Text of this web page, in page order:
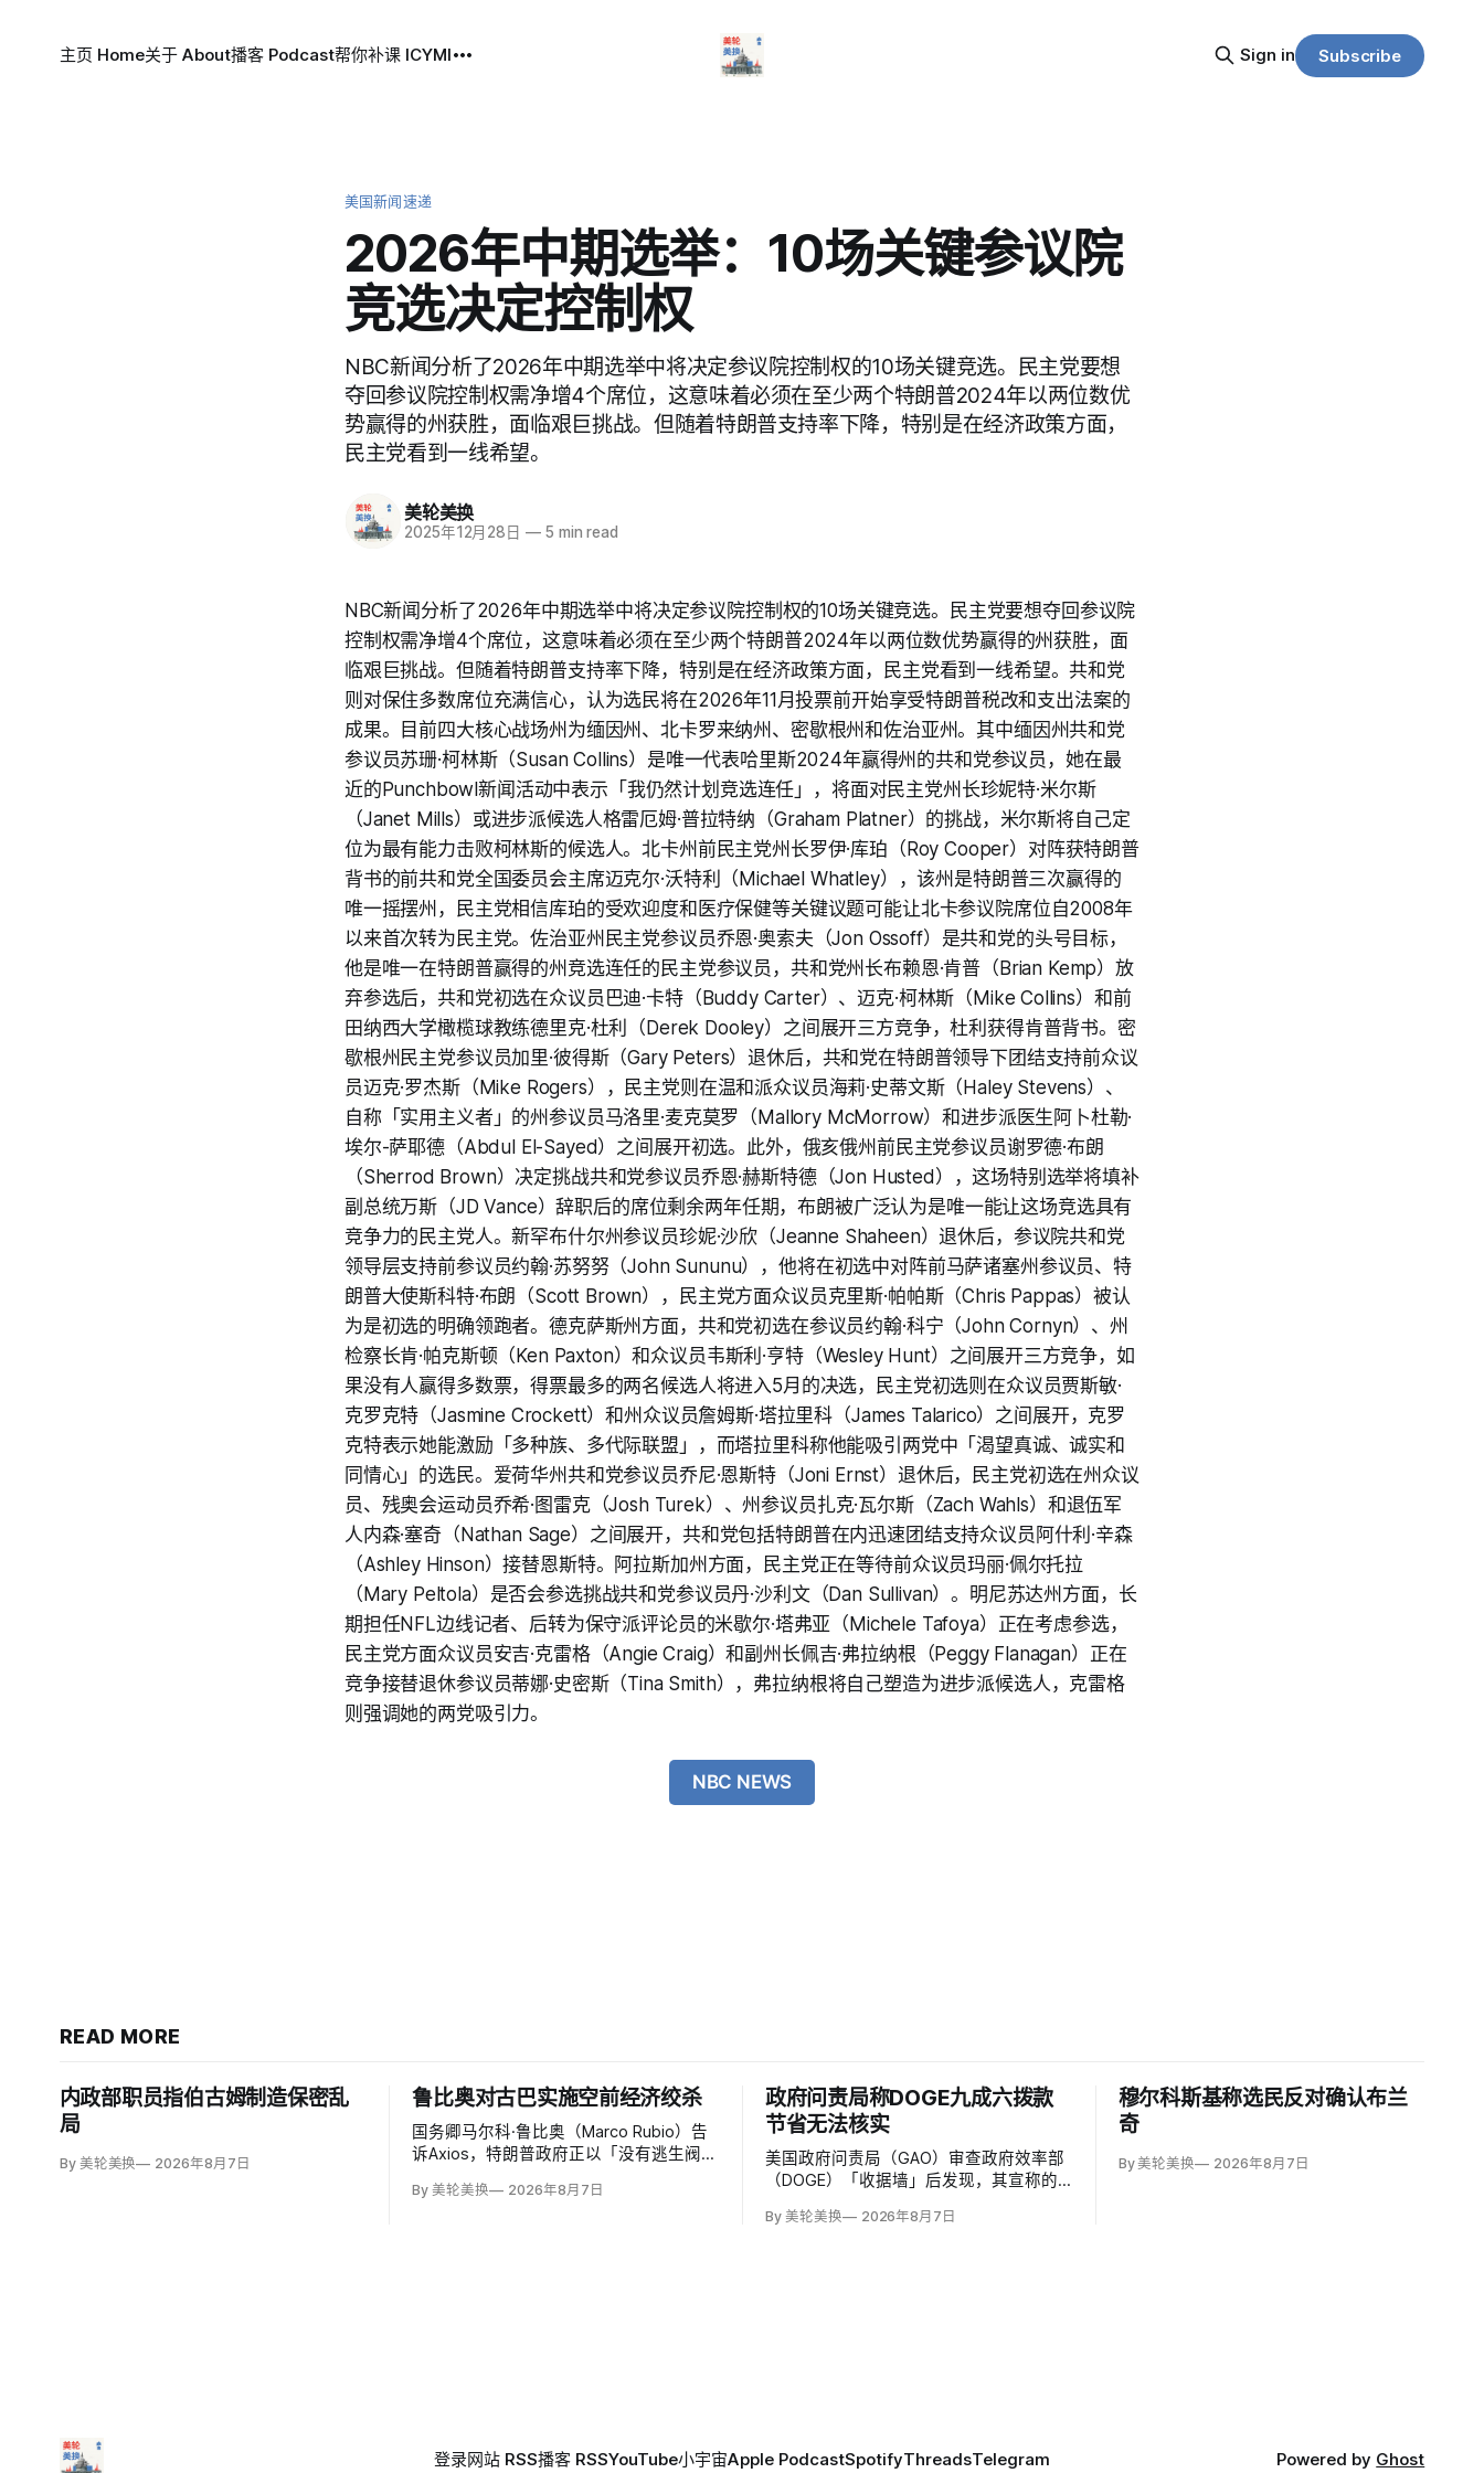
主页 Home关于 About播客 Podcast帮你补课 ICYMI Sign in Subscribe
美国新闻速递
2026年中期选举：10场关键参议院
竞选决定控制权
NBC新闻分析了2026年中期选举中将决定参议院控制权的10场关键竞选。民主党要想
夺回参议院控制权需净增4个席位，这意味着必须在至少两个特朗普2024年以两位数优
势赢得的州获胜，面临艰巨挑战。但随着特朗普支持率下降，特别是在经济政策方面，
民主党看到一线希望。
美轮美换
2025年12月28日 —5 min read
NBC新闻分析了2026年中期选举中将决定参议院控制权的10场关键竞选。民主党要想夺回参议院
控制权需净增4个席位，这意味着必须在至少两个特朗普2024年以两位数优势赢得的州获胜，面
临艰巨挑战。但随着特朗普支持率下降，特别是在经济政策方面，民主党看到一线希望。共和党
则对保住多数席位充满信心，认为选民将在2026年11月投票前开始享受特朗普税改和支出法案的
成果。目前四大核心战场州为缅因州、北卡罗来纳州、密歇根州和佐治亚州。其中缅因州共和党
参议员苏珊·柯林斯（Susan Collins）是唯一代表哈里斯2024年赢得州的共和党参议员，她在最
近的Punchbowl新闻活动中表示「我仍然计划竞选连任」，将面对民主党州长珍妮特·米尔斯
（Janet Mills）或进步派候选人格雷厄姆·普拉特纳（Graham Platner）的挑战，米尔斯将自己定
位为最有能力击败柯林斯的候选人。北卡州前民主党州长罗伊·库珀（Roy Cooper）对阵获特朗普
背书的前共和党全国委员会主席迈克尔·沃特利（Michael Whatley），该州是特朗普三次赢得的
唯一摇摆州，民主党相信库珀的受欢迎度和医疗保健等关键议题可能让北卡参议院席位自2008年
以来首次转为民主党。佐治亚州民主党参议员乔恩·奥索夫（Jon Ossoff）是共和党的头号目标，
他是唯一在特朗普赢得的州竞选连任的民主党参议员，共和党州长布赖恩·肯普（Brian Kemp）放
弃参选后，共和党初选在众议员巴迪·卡特（Buddy Carter）、迈克·柯林斯（Mike Collins）和前
田纳西大学橄榄球教练德里克·杜利（Derek Dooley）之间展开三方竞争，杜利获得肯普背书。密
歇根州民主党参议员加里·彼得斯（Gary Peters）退休后，共和党在特朗普领导下团结支持前众议
员迈克·罗杰斯（Mike Rogers），民主党则在温和派众议员海莉·史蒂文斯（Haley Stevens）、
自称「实用主义者」的州参议员马洛里·麦克莫罗（Mallory McMorrow）和进步派医生阿卜杜勒·
埃尔-萨耶德（Abdul El-Sayed）之间展开初选。此外，俄亥俄州前民主党参议员谢罗德·布朗
（Sherrod Brown）决定挑战共和党参议员乔恩·赫斯特德（Jon Husted），这场特别选举将填补
副总统万斯（JD Vance）辞职后的席位剩余两年任期，布朗被广泛认为是唯一能让这场竞选具有
竞争力的民主党人。新罕布什尔州参议员珍妮·沙欣（Jeanne Shaheen）退休后，参议院共和党
领导层支持前参议员约翰·苏努努（John Sununu），他将在初选中对阵前马萨诸塞州参议员、特
朗普大使斯科特·布朗（Scott Brown），民主党方面众议员克里斯·帕帕斯（Chris Pappas）被认
为是初选的明确领跑者。德克萨斯州方面，共和党初选在参议员约翰·科宁（John Cornyn）、州
检察长肯·帕克斯顿（Ken Paxton）和众议员韦斯利·亨特（Wesley Hunt）之间展开三方竞争，如
果没有人赢得多数票，得票最多的两名候选人将进入5月的决选，民主党初选则在众议员贾斯敏·
克罗克特（Jasmine Crockett）和州众议员詹姆斯·塔拉里科（James Talarico）之间展开，克罗
克特表示她能激励「多种族、多代际联盟」，而塔拉里科称他能吸引两党中「渴望真诚、诚实和
同情心」的选民。爱荷华州共和党参议员乔尼·恩斯特（Joni Ernst）退休后，民主党初选在州众议
员、残奥会运动员乔希·图雷克（Josh Turek）、州参议员扎克·瓦尔斯（Zach Wahls）和退伍军
人内森·塞奇（Nathan Sage）之间展开，共和党包括特朗普在内迅速团结支持众议员阿什利·辛森
（Ashley Hinson）接替恩斯特。阿拉斯加州方面，民主党正在等待前众议员玛丽·佩尔托拉
（Mary Peltola）是否会参选挑战共和党参议员丹·沙利文（Dan Sullivan）。明尼苏达州方面，长
期担任NFL边线记者、后转为保守派评论员的米歇尔·塔弗亚（Michele Tafoya）正在考虑参选，
民主党方面众议员安吉·克雷格（Angie Craig）和副州长佩吉·弗拉纳根（Peggy Flanagan）正在
竞争接替退休参议员蒂娜·史密斯（Tina Smith），弗拉纳根将自己塑造为进步派候选人，克雷格
则强调她的两党吸引力。
NBC NEWS
READ MORE
内政部职员指伯古姆制造保密乱
局
By 美轮美换 2026年8月7日
鲁比奥对古巴实施空前经济绞杀
国务卿马尔科·鲁比奥（Marco Rubio）告
诉Axios，特朗普政府正以「没有逃生阀」
来已采取约24项行动，制裁40个实体、至
By 美轮美换 2026年8月7日
政府问责局称DOGE九成六拨款
节省无法核实
美国政府问责局（GAO）审查政府效率部
（DOGE）「收据墙」后发现，其宣称的
274亿美元节省的2503份合同并未采取终
By 美轮美换 2026年8月7日
穆尔科斯基称选民反对确认布兰
奇
By 美轮美换 2026年8月7日
登录网站 RSS播客 RSSYouTube小宇宙Apple PodcastSpotifyThreadsTelegram Powered by Ghost